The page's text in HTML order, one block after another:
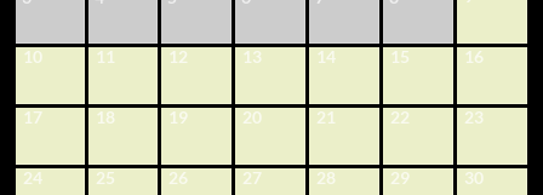
10 11 12 13 14 15 16
17 18 19 20 21 22 23
24 25 26 27 28 29 30